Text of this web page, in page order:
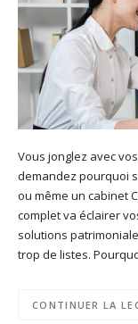
Vous jonglez avec
demandez pourquoi
ou même un cabinet
complet va éclairer
solutions
trop de listes.
CONTINUER LA